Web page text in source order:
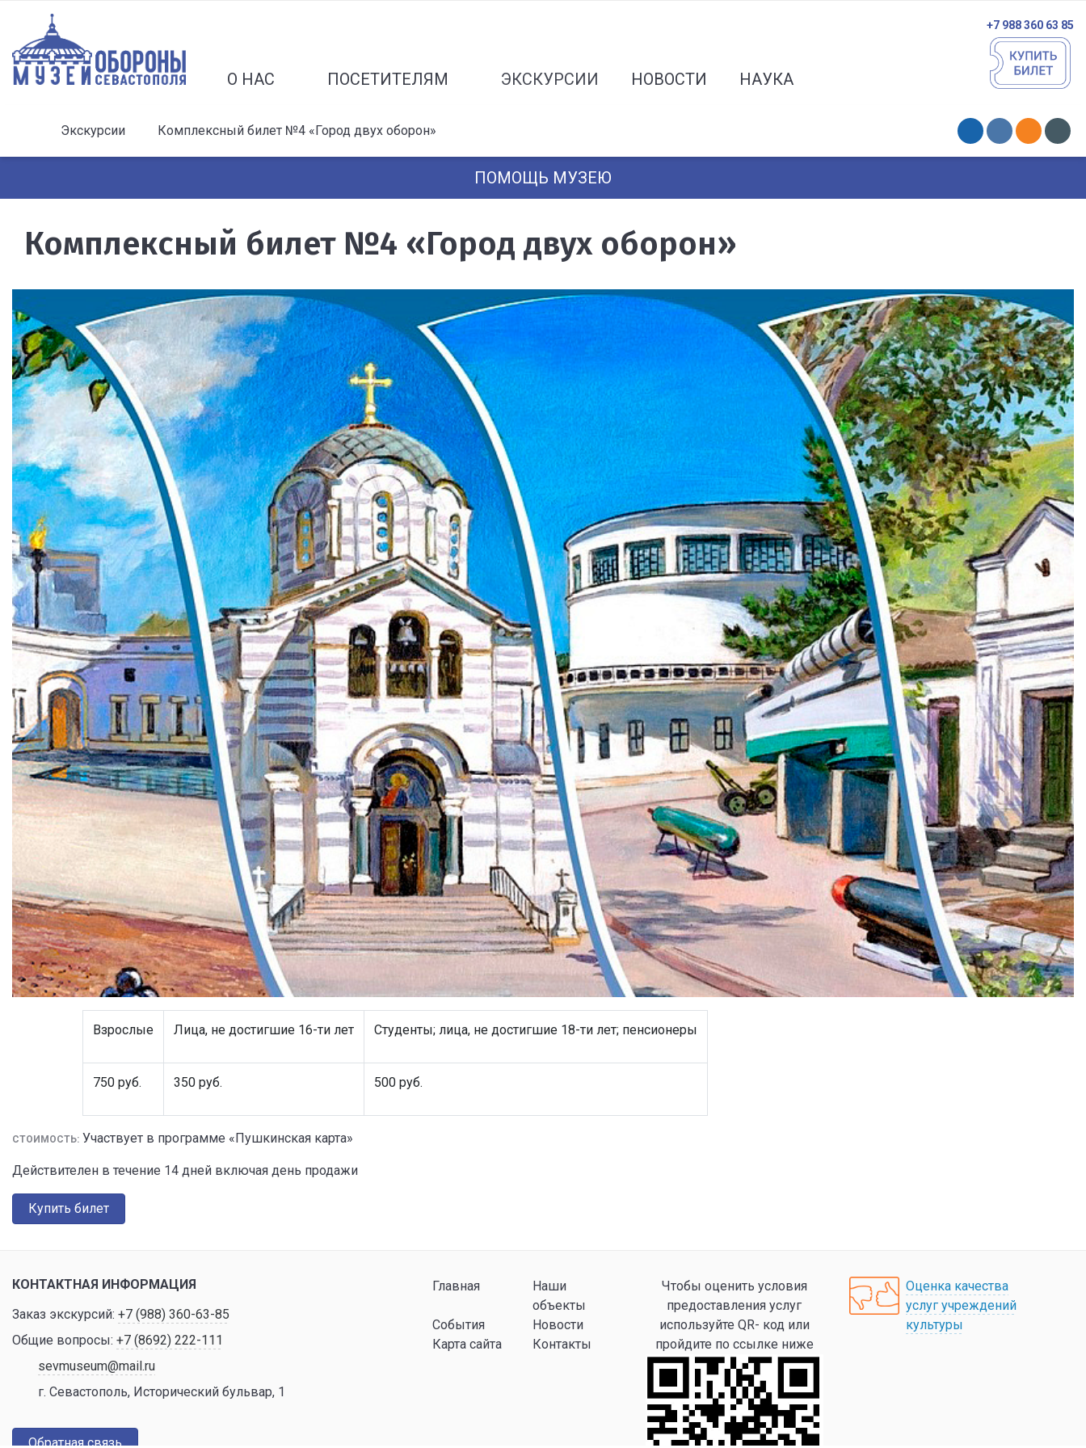
О НАС ПОСЕТИТЕЛЯМ ЭКСКУРСИИ НОВОСТИ НАУКА
+7 988 360 63 85
Экскурсии Комплексный билет №4 «Город двух оборон»
ПОМОЩЬ МУЗЕЮ
Комплексный билет №4 «Город двух оборон»
СТОИМОСТЬ:
Взрослые Лица, не достигшие 16-ти лет Студенты; лица, не достигшие 18-ти лет; пенсионеры
750 руб. 350 руб. 500 руб.
Участвует в программе «Пушкинская карта»
Действителен в течение 14 дней включая день продажи
Купить билет
КОНТАКТНАЯ ИНФОРМАЦИЯ
Заказ экскурсий: +7 (988) 360-63-85
Общие вопросы: +7 (8692) 222-111
sevmuseum@mail.ru
г. Севастополь, Исторический бульвар, 1
Обратная связь
Главная
Наши
объекты
События
Новости
Карта сайта
Контакты
Чтобы оценить условия
предоставления услуг
используйте QR- код или
пройдите по ссылке ниже
Оценка качества
услуг учреждений
культуры